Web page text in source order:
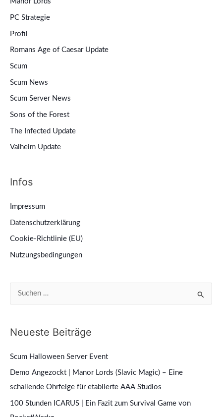
PC Strategie
Profil
Romans Age of Caesar Update
Scum
Scum News
Scum Server News
Sons of the Forest
The Infected Update
Valheim Update
Infos
Impressum
Datenschutzerklärung
Cookie-Richtlinie (EU)
Nutzungsbedingungen
e
n
Neueste Beiträge
Scum Halloween Server Event
Demo Angezockt | Manor Lords (Slavic Magic) – Eine
schallende Ohrfeige für etablierte AAA Studios
100 Stunden ICARUS | Ein Fazit zum Survival Game von